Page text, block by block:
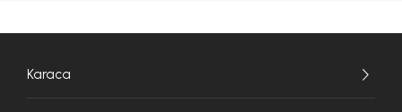
Karaca